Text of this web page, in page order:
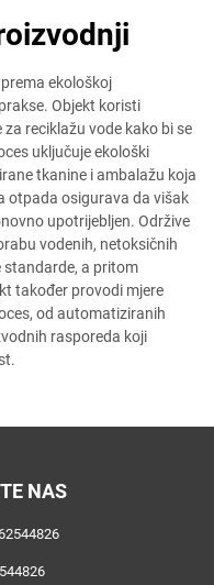
ekološkoj
Objekt koristi
reciklažu vode kako bi se
uključuje ekološki
tkanine i ambalažu koja
otpada osigurava da višak
upotrijebljen. Održive
vodenih, netoksičnih
standarde, a pritom
također provodi mjere
od automatiziranih
rasporeda koji
NAS